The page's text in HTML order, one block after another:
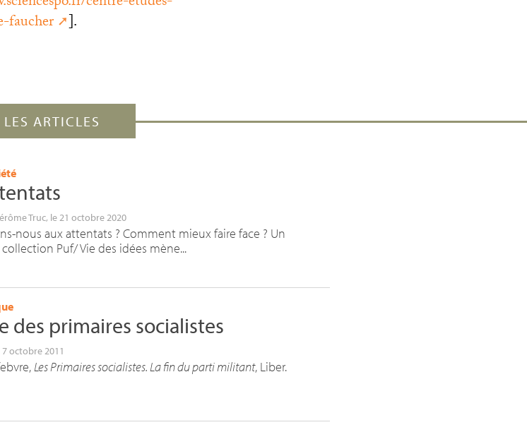
faucher ].
LES ARTICLES
Truc, le 21 octobre 2020
nous aux attentats ? Comment mieux faire face ? Un
Puf/ Vie des idées mène...
des primaires socialistes
7 octobre 2011
Les Primaires socialistes. La fin du parti militant, Liber.